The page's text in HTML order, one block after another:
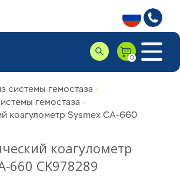
системы гемостаза
гемостаза
коагулометр Sysmex СА-660
коагулометр
660 CK978289